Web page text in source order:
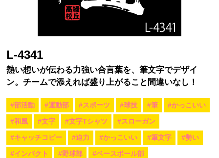
L-4341
熱い想いが伝わる力強い合言葉を、筆文字でデザイ
ン。チームで添えれば盛り上がること間違いなし！
#部活動 #運動部 #スポーツ #球技 #筆 #かっこいい
#和風 #文字 #文字Tシャツ #スローガン
#キャッチコピー #迫力 #かっこいい #筆文字 #勢い
#インパクト #野球部 #ベースボール部